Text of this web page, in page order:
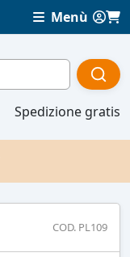
Menù
Spedizione gratis
COD. PL109